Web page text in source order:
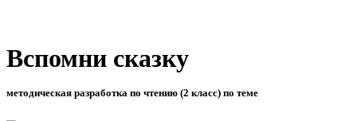
Вспомни сказку
методическая разработка по чтению (2 класс) по теме